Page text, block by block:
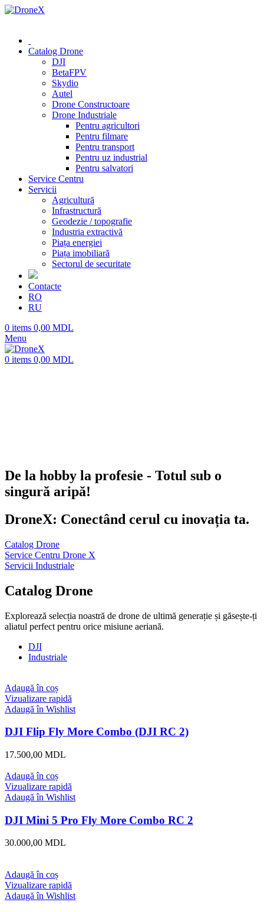
Catalog Drone
DJI
BetaFPV
Skydio
Autel
Drone Constructoare
Drone Industriale
Pentru agricultori
Pentru filmare
Pentru transport
Pentru uz industrial
Pentru salvatori
Service Centru
Servicii
Agricultură
Infrastructură
Geodezie / topografie
Industria extractivă
Piața energiei
Piața imobiliară
Sectorul de securitate
Contacte
RO
RU
0 items 0,00 MDL
Menu
0 items 0,00 MDL
De la hobby la profesie - Totul sub o
singură aripă!
DroneX: Conectând cerul cu inovația ta.
Catalog Drone
Service Centru Drone X
Servicii Industriale
Catalog Drone
Explorează selecția noastră de drone de ultimă generație și găsește-ți
aliatul perfect pentru orice misiune aeriană.
DJI
Industriale
Adaugă în coș
Vizualizare rapidă
Adaugă în Wishlist
DJI Flip Fly More Combo (DJI RC 2)
17.500,00 MDL
Adaugă în coș
Vizualizare rapidă
Adaugă în Wishlist
DJI Mini 5 Pro Fly More Combo RC 2
30.000,00 MDL
Adaugă în coș
Vizualizare rapidă
Adaugă în Wishlist